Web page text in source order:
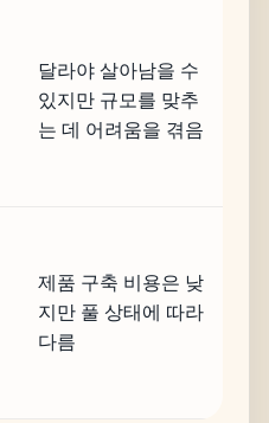
달라야 살아남을 수
있지만 규모를 맞추
는 데 어려움을 겪음
제품 구축 비용은 낮
지만 풀 상태에 따라
다름